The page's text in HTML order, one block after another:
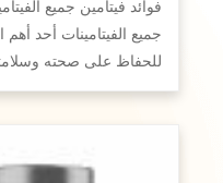
فوائد فيتامين جميع
جميع الفيتامينات أحد أهم
للحفاظ على صحته